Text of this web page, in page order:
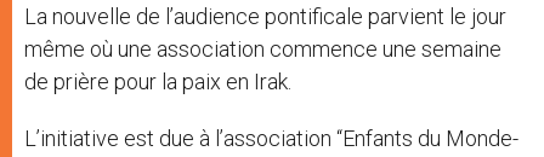
La nouvelle de l’audience pontificale parvient le jour
même où une association commence une semaine
de prière pour la paix en Irak.
L’initiative est due à l’association “Enfants du Monde-